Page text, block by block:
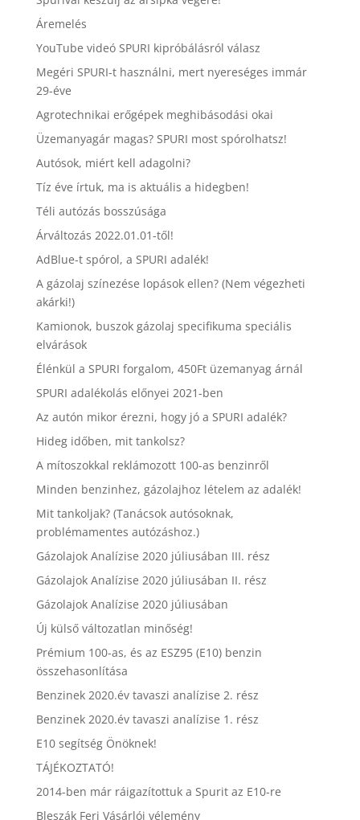
Áremelés
YouTube videó SPURI kipróbálásról válasz
Megéri SPURI-t használni, mert nyereséges immár
29-éve
Agrotechnikai erőgépek meghibásodási okai
Üzemanyagár magas? SPURI most spórolhatsz!
Autósok, miért kell adagolni?
Tíz éve írtuk, ma is aktuális a hidegben!
Téli autózás bosszúsága
Árváltozás 2022.01.01-től!
AdBlue-t spórol, a SPURI adalék!
A gázolaj színezése lopások ellen? (Nem végezheti
akárki!)
Kamionok, buszok gázolaj specifikuma speciális
elvárások
Élénkül a SPURI forgalom, 450Ft üzemanyag árnál
SPURI adalékolás előnyei 2021-ben
Az autón mikor érezni, hogy jó a SPURI adalék?
Hideg időben, mit tankolsz?
A mítoszokkal reklámozott 100-as benzinről
Minden benzinhez, gázolajhoz lételem az adalék!
Mit tankoljak? (Tanácsok autósoknak,
problémamentes autózáshoz.)
Gázolajok Analízise 2020 júliusában III. rész
Gázolajok Analízise 2020 júliusában II. rész
Gázolajok Analízise 2020 júliusában
Új külső változatlan minőség!
Prémium 100-as, és az ESZ95 (E10) benzin
összehasonlítása
Benzinek 2020.év tavaszi analízise 2. rész
Benzinek 2020.év tavaszi analízise 1. rész
E10 segítség Önöknek!
TÁJÉKOZTATÓ!
2014-ben már ráigazítottuk a Spurit az E10-re
Bleszák Feri Vásárlói vélemény